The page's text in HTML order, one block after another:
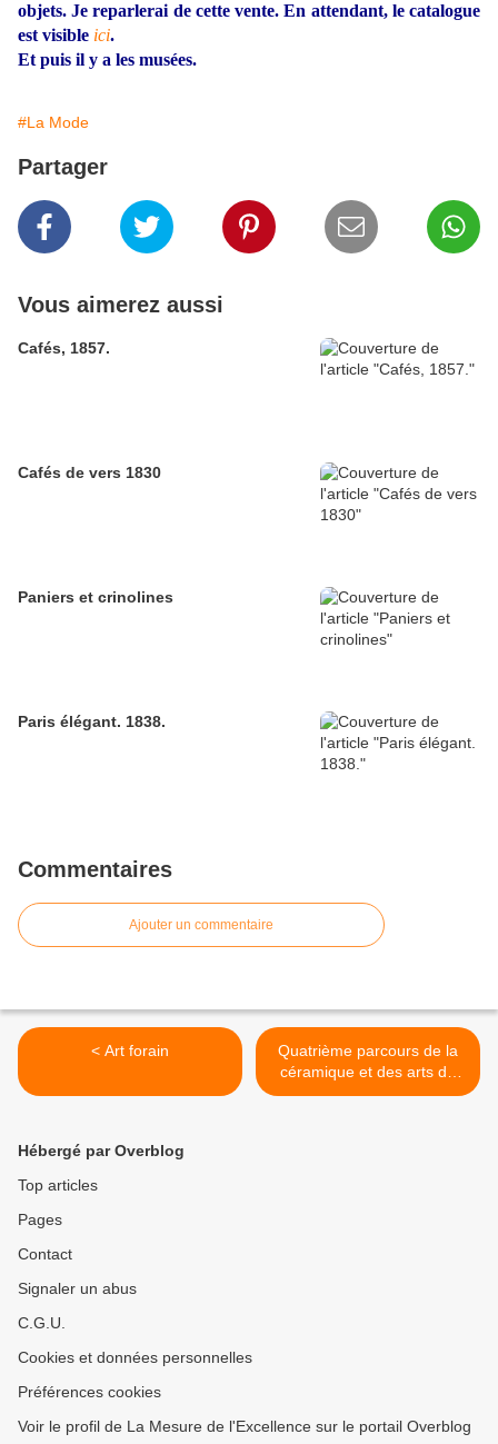
objets. Je reparlerai de cette vente. En attendant, le catalogue
est visible ici.
Et puis il y a les musées.
#La Mode
Partager
Vous aimerez aussi
Cafés, 1857.
Cafés de vers 1830
Paniers et crinolines
Paris élégant. 1838.
Commentaires
Ajouter un commentaire
< Art forain
Quatrième parcours de la
céramique et des arts du
feu >
Hébergé par Overblog
Top articles
Pages
Contact
Signaler un abus
C.G.U.
Cookies et données personnelles
Préférences cookies
Voir le profil de La Mesure de l'Excellence sur le portail Overblog